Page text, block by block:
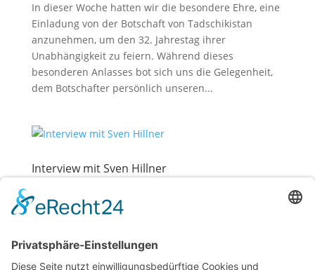
In dieser Woche hatten wir die besondere Ehre, eine
Einladung von der Botschaft von Tadschikistan
anzunehmen, um den 32. Jahrestag ihrer
Unabhängigkeit zu feiern. Während dieses
besonderen Anlasses bot sich uns die Gelegenheit,
dem Botschafter persönlich unseren...
Interview mit Sven Hillner
Dez. 14, 2019
Interview mit unserem Pflegefachmann und
2020. „In der Pflege kann jeder in seinem Bereich
wachsen“, sagt Sven Hillner. „Bei der Pflege kommt